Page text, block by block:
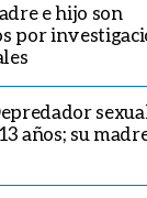
e hijo son
por
años; su